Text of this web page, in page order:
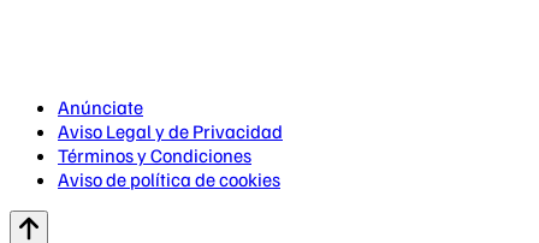
Anúnciate
Aviso Legal y de Privacidad
Términos y Condiciones
Aviso de política de cookies